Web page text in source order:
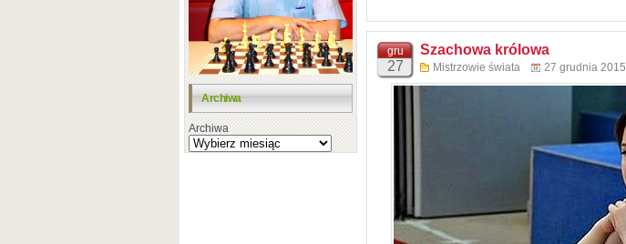
Archiwa
Archiwa
gru
27
Szachowa królowa
Mistrzowie świata 27 grudnia 2015